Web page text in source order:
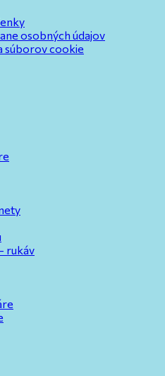
osobných údajov
súborov cookie
rukáv